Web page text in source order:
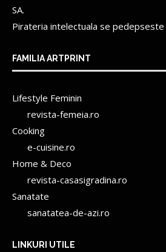
SA.
Pirateria intelectuala se pedepseste
FAMILIA ARTPRINT
Lifestyle Feminin
revista-femeia.ro
Cooking
e-cuisine.ro
Home & Deco
revista-casasigradina.ro
Sanatate
sanatatea-de-azi.ro
LINKURI UTILE